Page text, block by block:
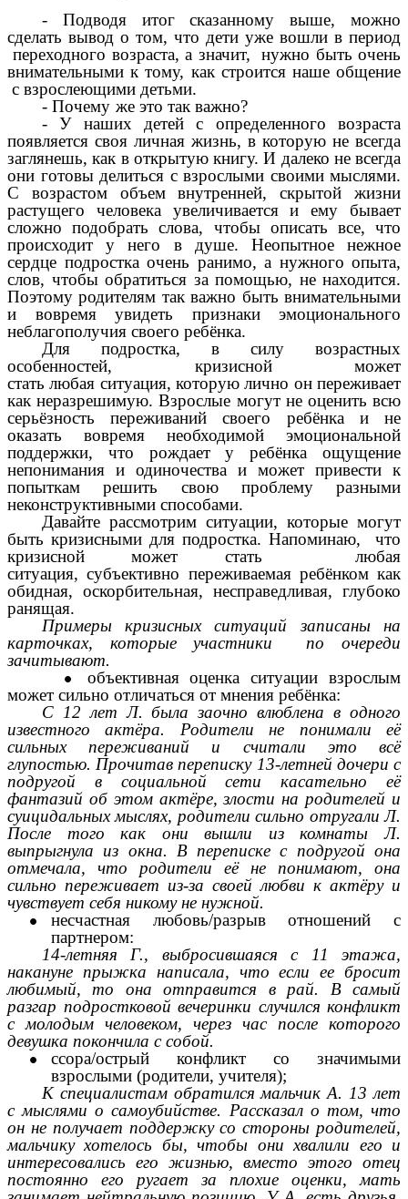
- Подводя итог сказанному выше, можно
сделать вывод о том, что дети уже вошли в период
переходного возраста, а значит, нужно быть очень
внимательными к тому, как строится наше общение
с взрослеющими детьми.
- Почему же это так важно?
- У наших детей с определенного возраста
появляется своя личная жизнь, в которую не всегда
заглянешь, как в открытую книгу. И далеко не всегда
они готовы делиться с взрослыми своими мыслями.
С возрастом объем внутренней, скрытой жизни
растущего человека увеличивается и ему бывает
сложно подобрать слова, чтобы описать все, что
происходит у него в душе. Неопытное нежное
сердце подростка очень ранимо, а нужного опыта,
слов, чтобы обратиться за помощью, не находится.
Поэтому родителям так важно быть внимательными
и вовремя увидеть признаки эмоционального
неблагополучия своего ребёнка.
Для подростка, в силу возрастных
особенностей, кризисной может
стать любая ситуация, которую лично он переживает
как неразрешимую. Взрослые могут не оценить всю
серьёзность переживаний своего ребёнка и не
оказать вовремя необходимой эмоциональной
поддержки, что рождает у ребёнка ощущение
непонимания и одиночества и может привести к
попыткам решить свою проблему разными
неконструктивными способами.
Давайте рассмотрим ситуации, которые могут
быть кризисными для подростка. Напоминаю, что
кризисной может стать любая
ситуация, субъективно переживаемая ребёнком как
обидная, оскорбительная, несправедливая, глубоко
ранящая.
Примеры кризисных ситуаций записаны на
карточках, которые участники по очереди
зачитывают.
объективная оценка ситуации взрослым
может сильно отличаться от мнения ребёнка:
С 12 лет Л. была заочно влюблена в одного
известного актёра. Родители не понимали её
сильных переживаний и считали это всё
глупостью. Прочитав переписку 13-летней дочери с
подругой в социальной сети касательно её
фантазий об этом актёре, злости на родителей и
суицидальных мыслях, родители сильно отругали Л.
После того как они вышли из комнаты Л.
выпрыгнула из окна. В переписке с подругой она
отмечала, что родители её не понимают, она
сильно переживает из-за своей любви к актёру и
чувствует себя никому не нужной.
несчастная любовь/разрыв отношений с
партнером:
14-летняя Г., выбросившаяся с 11 этажа,
накануне прыжка написала, что если ее бросит
любимый, то она отправится в рай. В самый
разгар подростковой вечеринки случился конфликт
с молодым человеком, через час после которого
девушка покончила с собой.
ссора/острый конфликт со значимыми
взрослыми (родители, учителя);
К специалистам обратился мальчик А. 13 лет
с мыслями о самоубийстве. Рассказал о том, что
он не получает поддержку со стороны родителей,
мальчику хотелось бы, чтобы они хвалили его и
интересовались его жизнью, вместо этого отец
постоянно его ругает за плохие оценки, мать